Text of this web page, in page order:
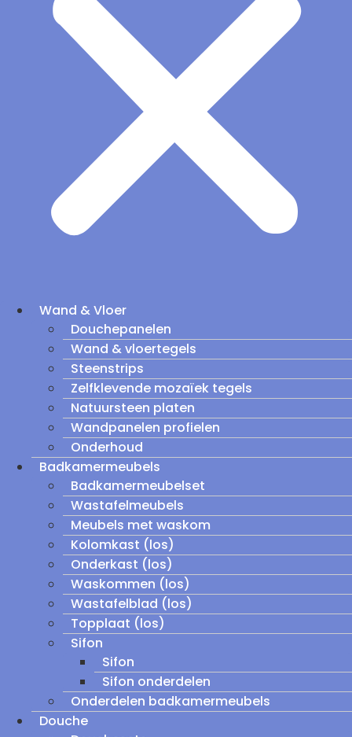
Wand & Vloer
Douchepanelen
Wand & vloertegels
Steenstrips
Zelfklevende mozaïek tegels
Natuursteen platen
Wandpanelen profielen
Onderhoud
Badkamermeubels
Badkamermeubelset
Wastafelmeubels
Meubels met waskom
Kolomkast (los)
Onderkast (los)
Waskommen (los)
Wastafelblad (los)
Topplaat (los)
Sifon
Sifon
Sifon onderdelen
Onderdelen badkamermeubels
Douche